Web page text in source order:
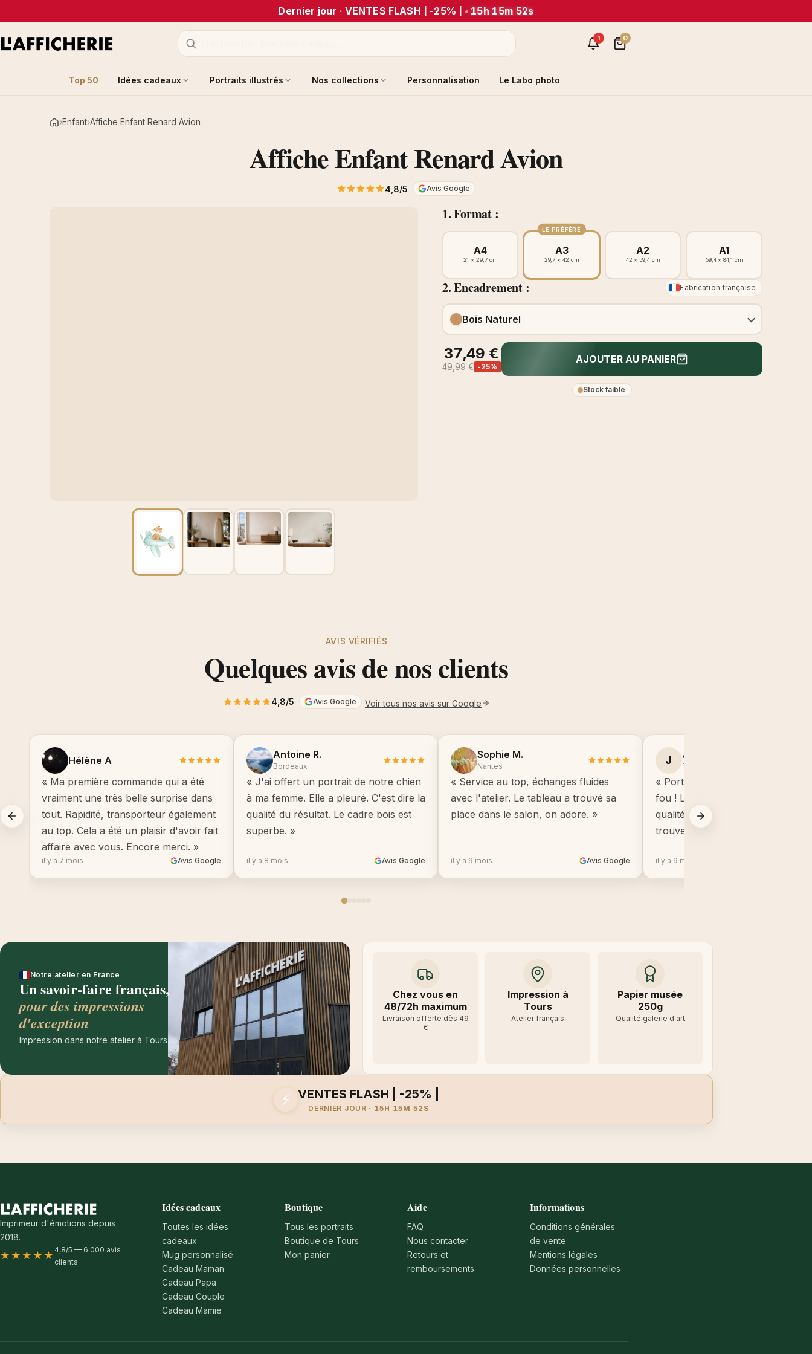
Dernier jour · VENTES FLASH | -25% | • 15h 15m 52s
1 0
Top 50 Idées cadeaux Portraits illustrés Nos collections Personnalisation Le Labo photo
Accueil
Enfant Affiche Enfant Renard Avion
Affiche Enfant Renard Avion
4,8/5 Avis Google
1. Format :
A4
21 × 29,7 cm
LE PRÉFÉRÉ
A3
29,7 × 42 cm
A2
42 × 59,4 cm
A1
59,4 × 84,1 cm
2. Encadrement : Fabrication française
Bois Naturel
37,49 €
49,99 € -25%
AJOUTER AU PANIER
Stock faible
AVIS VÉRIFIÉS
Quelques avis de nos clients
4,8/5 Avis Google Voir tous nos avis sur Google
Hélène A
« Ma première commande qui a été
vraiment une très belle surprise dans
tout. Rapidité, transporteur également
au top. Cela a été un plaisir d'avoir fait
affaire avec vous. Encore merci. »
il y a 7 mois Avis Google
Antoine R.
Bordeaux
« J'ai offert un portrait de notre chien
à ma femme. Elle a pleuré. C'est dire la
qualité du résultat. Le cadre bois est
superbe. »
il y a 8 mois Avis Google
Sophie M.
Nantes
« Service au top, échanges fluides
avec l'atelier. Le tableau a trouvé sa
place dans le salon, on adore. »
il y a 9 mois Avis Google
J Julie B.
Toulouse
« Portrait manga de mon fils, il
fou ! Le cadre est de très bonne
qualité, beaucoup mieux que ce
trouve en grande surface. »
il y a 9 mois
Notre atelier en France
Un savoir-faire français,
pour des impressions
d'exception
Impression dans notre atelier à Tours
Chez vous en
48/72h maximum
Livraison offerte dès 49
€
Impression à
Tours
Atelier français
Papier musée
250g
Qualité galerie d'art
⚡ VENTES FLASH | -25% |
DERNIER JOUR · 15H 15M 52S
Imprimeur d'émotions depuis
2018.
★★★★★ 4,8/5 — 6 000 avis
clients
Idées cadeaux
Toutes les idées
cadeaux
Mug personnalisé
Cadeau Maman
Cadeau Papa
Cadeau Couple
Cadeau Mamie
Boutique
Tous les portraits
Boutique de Tours
Mon panier
Aide
FAQ
Nous contacter
Retours et
remboursements
Informations
Conditions générales
de vente
Mentions légales
Données personnelles